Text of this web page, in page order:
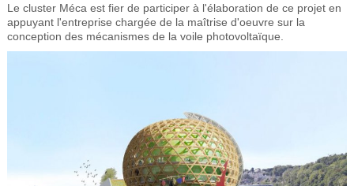
Le cluster Méca est fier de participer à l'élaboration de ce projet en
appuyant l'entreprise chargée de la maîtrise d'oeuvre sur la
conception des mécanismes de la voile photovoltaïque.